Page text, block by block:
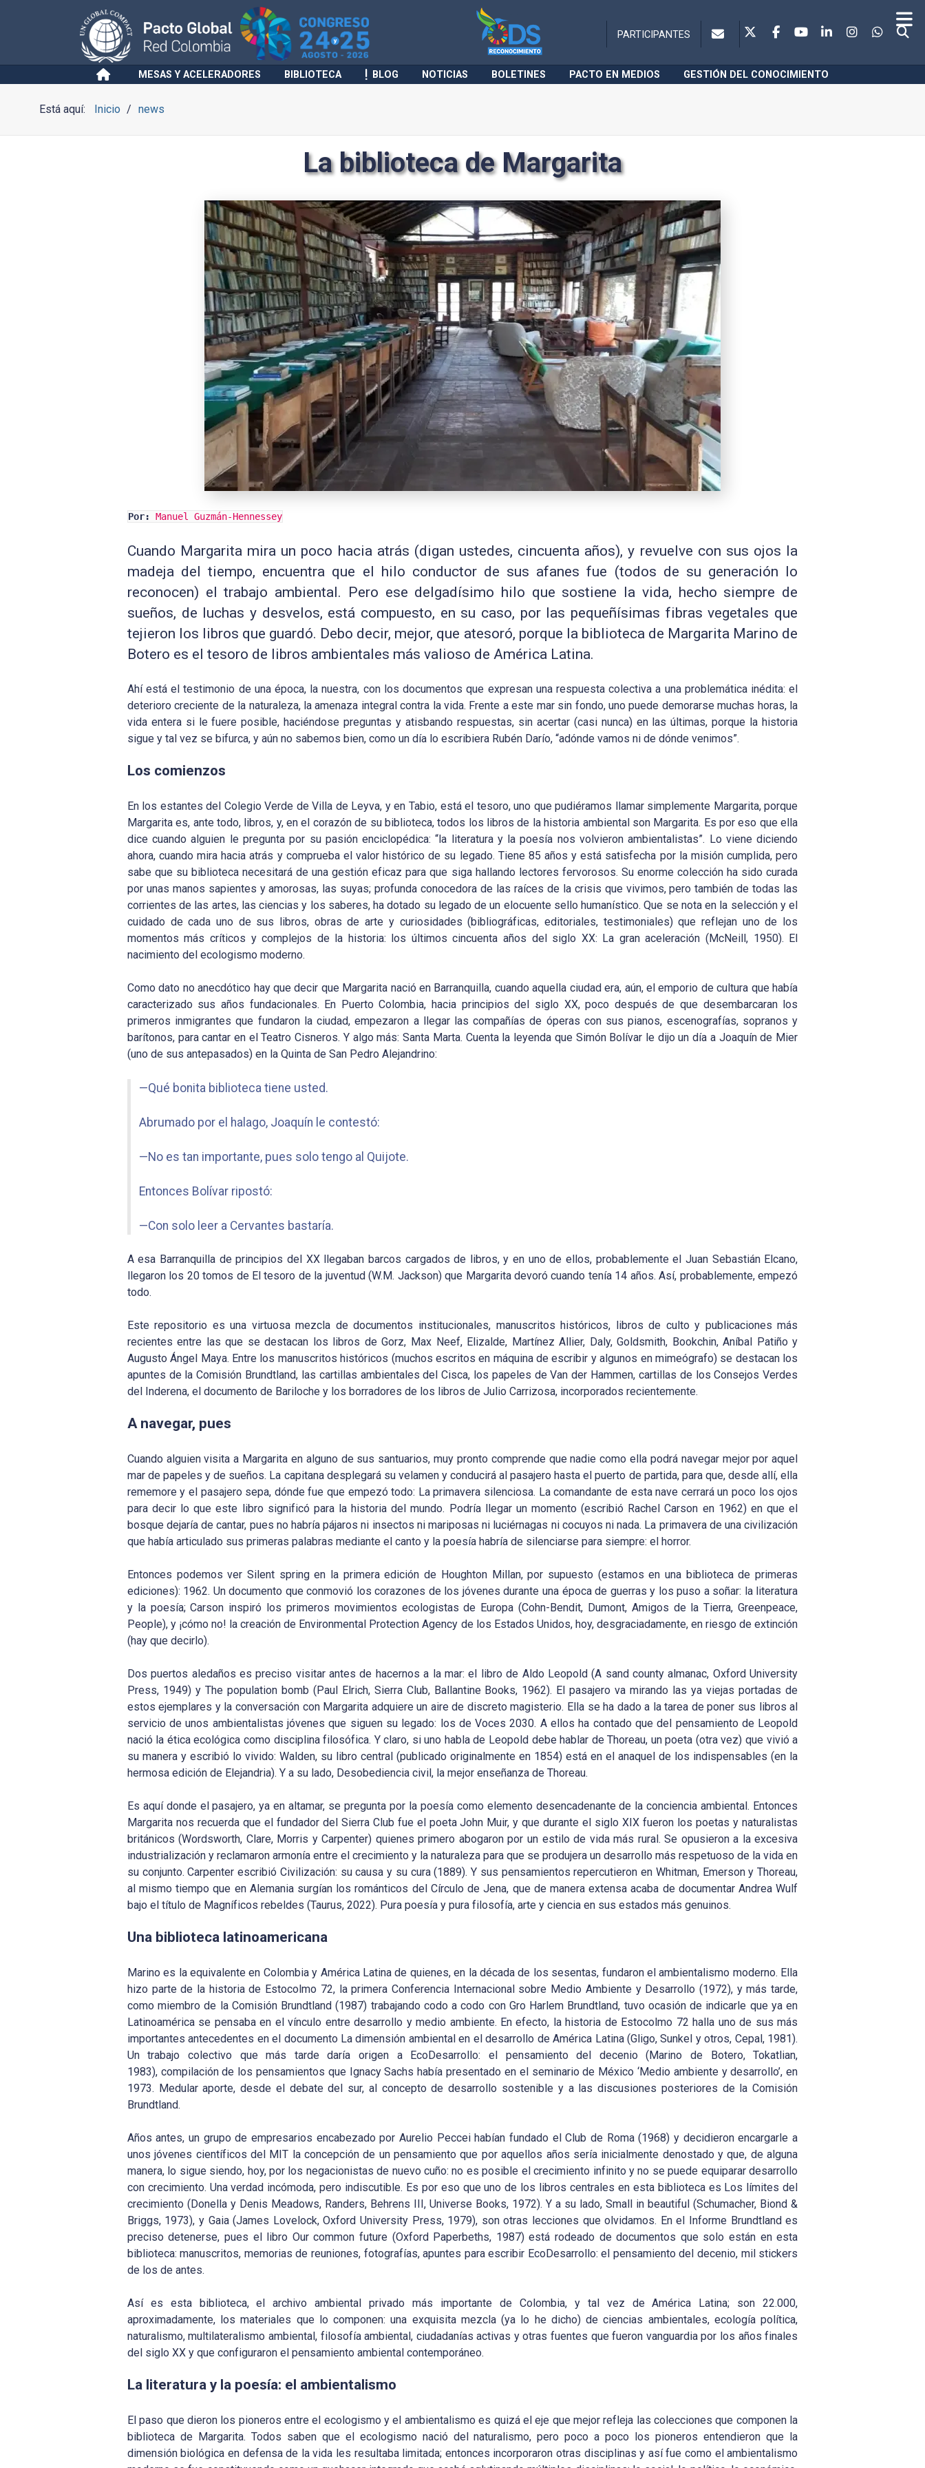
PARTICIPANTES
MESAS Y ACELERADORES BIBLIOTECA BLOG NOTICIAS BOLETINES PACTO EN MEDIOS GESTIÓN DEL CONOCIMIENTO
Está aquí: Inicio news
La biblioteca de Margarita
Por: Manuel Guzmán-Hennessey
Cuando Margarita mira un poco hacia atrás (digan ustedes, cincuenta años), y revuelve con sus ojos la
madeja del tiempo, encuentra que el hilo conductor de sus afanes fue (todos de su generación lo
reconocen) el trabajo ambiental. Pero ese delgadísimo hilo que sostiene la vida, hecho siempre de
sueños, de luchas y desvelos, está compuesto, en su caso, por las pequeñísimas fibras vegetales que
tejieron los libros que guardó. Debo decir, mejor, que atesoró, porque la biblioteca de Margarita Marino de
Botero es el tesoro de libros ambientales más valioso de América Latina.
Ahí está el testimonio de una época, la nuestra, con los documentos que expresan una respuesta colectiva a una problemática inédita: el
deterioro creciente de la naturaleza, la amenaza integral contra la vida. Frente a este mar sin fondo, uno puede demorarse muchas horas, la
vida entera si le fuere posible, haciéndose preguntas y atisbando respuestas, sin acertar (casi nunca) en las últimas, porque la historia
sigue y tal vez se bifurca, y aún no sabemos bien, como un día lo escribiera Rubén Darío, “adónde vamos ni de dónde venimos”.
Los comienzos
En los estantes del Colegio Verde de Villa de Leyva, y en Tabio, está el tesoro, uno que pudiéramos llamar simplemente Margarita, porque
Margarita es, ante todo, libros, y, en el corazón de su biblioteca, todos los libros de la historia ambiental son Margarita. Es por eso que ella
dice cuando alguien le pregunta por su pasión enciclopédica: “la literatura y la poesía nos volvieron ambientalistas”. Lo viene diciendo
ahora, cuando mira hacia atrás y comprueba el valor histórico de su legado. Tiene 85 años y está satisfecha por la misión cumplida, pero
sabe que su biblioteca necesitará de una gestión eficaz para que siga hallando lectores fervorosos. Su enorme colección ha sido curada
por unas manos sapientes y amorosas, las suyas; profunda conocedora de las raíces de la crisis que vivimos, pero también de todas las
corrientes de las artes, las ciencias y los saberes, ha dotado su legado de un elocuente sello humanístico. Que se nota en la selección y el
cuidado de cada uno de sus libros, obras de arte y curiosidades (bibliográficas, editoriales, testimoniales) que reflejan uno de los
momentos más críticos y complejos de la historia: los últimos cincuenta años del siglo XX: La gran aceleración (McNeill, 1950). El
nacimiento del ecologismo moderno.
Como dato no anecdótico hay que decir que Margarita nació en Barranquilla, cuando aquella ciudad era, aún, el emporio de cultura que había
caracterizado sus años fundacionales. En Puerto Colombia, hacia principios del siglo XX, poco después de que desembarcaran los
primeros inmigrantes que fundaron la ciudad, empezaron a llegar las compañías de óperas con sus pianos, escenografías, sopranos y
barítonos, para cantar en el Teatro Cisneros. Y algo más: Santa Marta. Cuenta la leyenda que Simón Bolívar le dijo un día a Joaquín de Mier
(uno de sus antepasados) en la Quinta de San Pedro Alejandrino:
—Qué bonita biblioteca tiene usted.
Abrumado por el halago, Joaquín le contestó:
—No es tan importante, pues solo tengo al Quijote.
Entonces Bolívar ripostó:
—Con solo leer a Cervantes bastaría.
A esa Barranquilla de principios del XX llegaban barcos cargados de libros, y en uno de ellos, probablemente el Juan Sebastián Elcano,
llegaron los 20 tomos de El tesoro de la juventud (W.M. Jackson) que Margarita devoró cuando tenía 14 años. Así, probablemente, empezó
todo.
Este repositorio es una virtuosa mezcla de documentos institucionales, manuscritos históricos, libros de culto y publicaciones más
recientes entre las que se destacan los libros de Gorz, Max Neef, Elizalde, Martínez Allier, Daly, Goldsmith, Bookchin, Aníbal Patiño y
Augusto Ángel Maya. Entre los manuscritos históricos (muchos escritos en máquina de escribir y algunos en mimeógrafo) se destacan los
apuntes de la Comisión Brundtland, las cartillas ambientales del Cisca, los papeles de Van der Hammen, cartillas de los Consejos Verdes
del Inderena, el documento de Bariloche y los borradores de los libros de Julio Carrizosa, incorporados recientemente.
A navegar, pues
Cuando alguien visita a Margarita en alguno de sus santuarios, muy pronto comprende que nadie como ella podrá navegar mejor por aquel
mar de papeles y de sueños. La capitana desplegará su velamen y conducirá al pasajero hasta el puerto de partida, para que, desde allí, ella
rememore y el pasajero sepa, dónde fue que empezó todo: La primavera silenciosa. La comandante de esta nave cerrará un poco los ojos
para decir lo que este libro significó para la historia del mundo. Podría llegar un momento (escribió Rachel Carson en 1962) en que el
bosque dejaría de cantar, pues no habría pájaros ni insectos ni mariposas ni luciérnagas ni cocuyos ni nada. La primavera de una civilización
que había articulado sus primeras palabras mediante el canto y la poesía habría de silenciarse para siempre: el horror.
Entonces podemos ver Silent spring en la primera edición de Houghton Millan, por supuesto (estamos en una biblioteca de primeras
ediciones): 1962. Un documento que conmovió los corazones de los jóvenes durante una época de guerras y los puso a soñar: la literatura
y la poesía; Carson inspiró los primeros movimientos ecologistas de Europa (Cohn-Bendit, Dumont, Amigos de la Tierra, Greenpeace,
People), y ¡cómo no! la creación de Environmental Protection Agency de los Estados Unidos, hoy, desgraciadamente, en riesgo de extinción
(hay que decirlo).
Dos puertos aledaños es preciso visitar antes de hacernos a la mar: el libro de Aldo Leopold (A sand county almanac, Oxford University
Press, 1949) y The population bomb (Paul Elrich, Sierra Club, Ballantine Books, 1962). El pasajero va mirando las ya viejas portadas de
estos ejemplares y la conversación con Margarita adquiere un aire de discreto magisterio. Ella se ha dado a la tarea de poner sus libros al
servicio de unos ambientalistas jóvenes que siguen su legado: los de Voces 2030. A ellos ha contado que del pensamiento de Leopold
nació la ética ecológica como disciplina filosófica. Y claro, si uno habla de Leopold debe hablar de Thoreau, un poeta (otra vez) que vivió a
su manera y escribió lo vivido: Walden, su libro central (publicado originalmente en 1854) está en el anaquel de los indispensables (en la
hermosa edición de Elejandria). Y a su lado, Desobediencia civil, la mejor enseñanza de Thoreau.
Es aquí donde el pasajero, ya en altamar, se pregunta por la poesía como elemento desencadenante de la conciencia ambiental. Entonces
Margarita nos recuerda que el fundador del Sierra Club fue el poeta John Muir, y que durante el siglo XIX fueron los poetas y naturalistas
británicos (Wordsworth, Clare, Morris y Carpenter) quienes primero abogaron por un estilo de vida más rural. Se opusieron a la excesiva
industrialización y reclamaron armonía entre el crecimiento y la naturaleza para que se produjera un desarrollo más respetuoso de la vida en
su conjunto. Carpenter escribió Civilización: su causa y su cura (1889). Y sus pensamientos repercutieron en Whitman, Emerson y Thoreau,
al mismo tiempo que en Alemania surgían los románticos del Círculo de Jena, que de manera extensa acaba de documentar Andrea Wulf
bajo el título de Magníficos rebeldes (Taurus, 2022). Pura poesía y pura filosofía, arte y ciencia en sus estados más genuinos.
Una biblioteca latinoamericana
Marino es la equivalente en Colombia y América Latina de quienes, en la década de los sesentas, fundaron el ambientalismo moderno. Ella
hizo parte de la historia de Estocolmo 72, la primera Conferencia Internacional sobre Medio Ambiente y Desarrollo (1972), y más tarde,
como miembro de la Comisión Brundtland (1987) trabajando codo a codo con Gro Harlem Brundtland, tuvo ocasión de indicarle que ya en
Latinoamérica se pensaba en el vínculo entre desarrollo y medio ambiente. En efecto, la historia de Estocolmo 72 halla uno de sus más
importantes antecedentes en el documento La dimensión ambiental en el desarrollo de América Latina (Gligo, Sunkel y otros, Cepal, 1981).
Un trabajo colectivo que más tarde daría origen a EcoDesarrollo: el pensamiento del decenio (Marino de Botero, Tokatlian,
1983), compilación de los pensamientos que Ignacy Sachs había presentado en el seminario de México ‘Medio ambiente y desarrollo’, en
1973. Medular aporte, desde el debate del sur, al concepto de desarrollo sostenible y a las discusiones posteriores de la Comisión
Brundtland.
Años antes, un grupo de empresarios encabezado por Aurelio Peccei habían fundado el Club de Roma (1968) y decidieron encargarle a
unos jóvenes científicos del MIT la concepción de un pensamiento que por aquellos años sería inicialmente denostado y que, de alguna
manera, lo sigue siendo, hoy, por los negacionistas de nuevo cuño: no es posible el crecimiento infinito y no se puede equiparar desarrollo
con crecimiento. Una verdad incómoda, pero indiscutible. Es por eso que uno de los libros centrales en esta biblioteca es Los límites del
crecimiento (Donella y Denis Meadows, Randers, Behrens III, Universe Books, 1972). Y a su lado, Small in beautiful (Schumacher, Biond &
Briggs, 1973), y Gaia (James Lovelock, Oxford University Press, 1979), son otras lecciones que olvidamos. En el Informe Brundtland es
preciso detenerse, pues el libro Our common future (Oxford Paperbeths, 1987) está rodeado de documentos que solo están en esta
biblioteca: manuscritos, memorias de reuniones, fotografías, apuntes para escribir EcoDesarrollo: el pensamiento del decenio, mil stickers
de los de antes.
Así es esta biblioteca, el archivo ambiental privado más importante de Colombia, y tal vez de América Latina; son 22.000,
aproximadamente, los materiales que lo componen: una exquisita mezcla (ya lo he dicho) de ciencias ambientales, ecología política,
naturalismo, multilateralismo ambiental, filosofía ambiental, ciudadanías activas y otras fuentes que fueron vanguardia por los años finales
del siglo XX y que configuraron el pensamiento ambiental contemporáneo.
La literatura y la poesía: el ambientalismo
El paso que dieron los pioneros entre el ecologismo y el ambientalismo es quizá el eje que mejor refleja las colecciones que componen la
biblioteca de Margarita. Todos saben que el ecologismo nació del naturalismo, pero poco a poco los pioneros entendieron que la
dimensión biológica en defensa de la vida les resultaba limitada; entonces incorporaron otras disciplinas y así fue como el ambientalismo